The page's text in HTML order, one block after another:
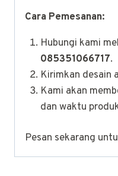
Cara Pemesanan:
Hubungi kami
085351066717.
Kirimkan desain
Kami akan
dan waktu
Pesan sekarang